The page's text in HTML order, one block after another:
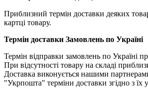
Приблизний термін доставки деяких
картці товару.
Термін доставки Замовлень по Україні
Термін відправки замовлень по Україні
При відсутності товару на складі
Доставка виконується нашими
"Укрпошта" терміни доставки згідно з їх